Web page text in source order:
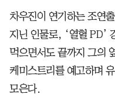
차우진이 연기하는 조연
지닌 인물로, ‘열혈 PD’
먹으면서도 끝까지 그의
케미스트리를 예고하며
모은다.